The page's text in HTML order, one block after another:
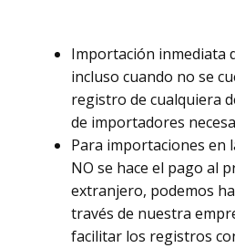
Importación inmediata
incluso cuando no se
registro de cualquiera
de importadores
Para importaciones en
NO se hace el pago al
extranjero, podemos
través de nuestra
facilitar los registros